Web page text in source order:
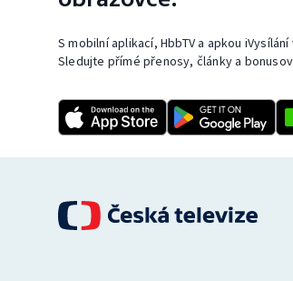
S mobilní aplikací, HbbTV a apkou
Sledujte přímé přenosy, články a